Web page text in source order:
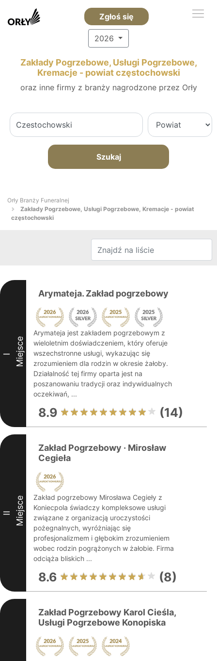
Zgłoś się
2026
Zakłady Pogrzebowe, Usługi Pogrzebowe,
Kremacje - powiat częstochowski
oraz inne firmy z branży nagrodzone przez Orły
Szukaj
Orły Branży Funeralnej
Zakłady Pogrzebowe, Usługi Pogrzebowe, Kremacje - powiat
częstochowski
I Miejsce
Arymateja. Zakład pogrzebowy
Arymateja jest zakładem pogrzebowym z
wieloletnim doświadczeniem, który oferuje
wszechstronne usługi, wykazując się
zrozumieniem dla rodzin w okresie żałoby.
Działalność tej firmy oparta jest na
poszanowaniu tradycji oraz indywidualnych
oczekiwań, ...
8.9 (14)
II Miejsce
Zakład Pogrzebowy · Mirosław
Cegieła
Zakład pogrzebowy Mirosława Cegieły z
Koniecpola świadczy kompleksowe usługi
związane z organizacją uroczystości
pożegnalnych, wyróżniając się
profesjonalizmem i głębokim zrozumieniem
wobec rodzin pogrążonych w żałobie. Firma
odciąża bliskich ...
8.6 (8)
Zakład Pogrzebowy Karol Cieśla,
Usługi Pogrzebowe Konopiska